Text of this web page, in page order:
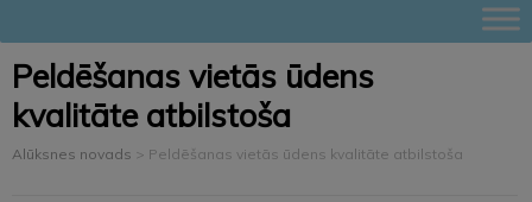
Peldēšanas vietās ūdens
kvalitāte atbilstoša
Alūksnes novads > Peldēšanas vietās ūdens kvalitāte atbilstoša